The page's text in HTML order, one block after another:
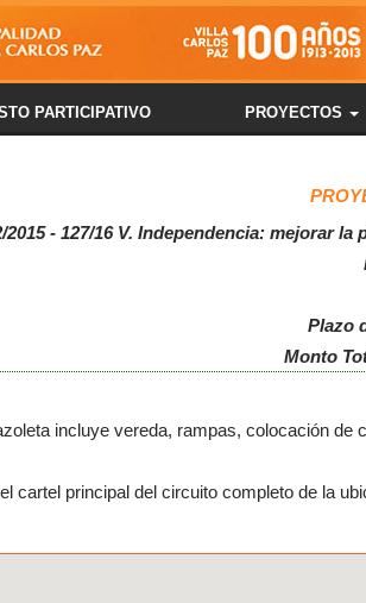
PARTICIPATIVO PROYECTOS
2015 - 127/16 V. Independencia: mejorar
Plazo
Monto
incluye vereda, rampas, colocación
cartel principal del circuito completo de la